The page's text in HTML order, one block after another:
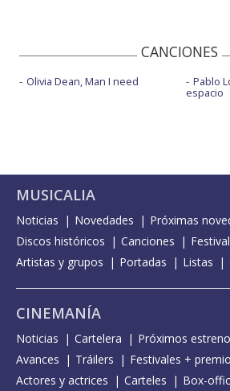
CANCIONES
Olivia Dean, Man I need Pablo
espacio
MUSICALIA
Noticias Novedades
Próximas
Discos históricos
Canciones
Artistas y grupos
Portadas Listas
CINEMANÍA
Noticias Cartelera Próximos
Avances
Tráilers
Festivales +
Actores y actrices
Carteles Box-